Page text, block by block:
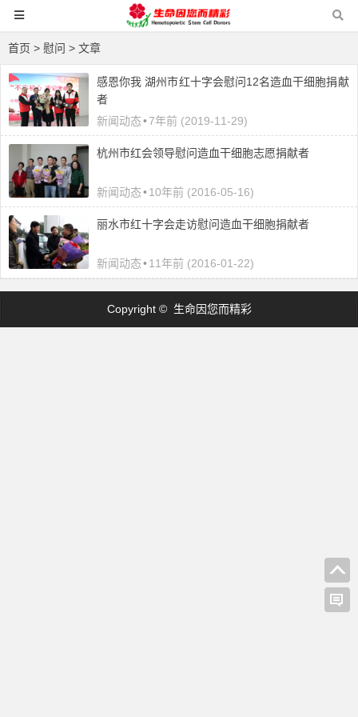
首页 > 慰问 > 文章
感恩你我 湖州市红十字会慰问12名造血干细胞捐献
者
新闻动态•7年前 (2019-11-29)
杭州市红会领导慰问造血干细胞志愿捐献者
新闻动态•10年前 (2016-05-16)
丽水市红十字会走访慰问造血干细胞捐献者
新闻动态•11年前 (2016-01-22)
Copyright © 生命因您而精彩